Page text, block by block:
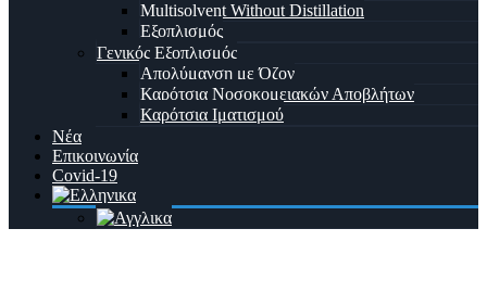
Multisolvent Without Distillation
Εξοπλισμός
Γενικός Εξοπλισμός
Απολύμανση με Όζον
Καρότσια Νοσοκομειακών Αποβλήτων
Καρότσια Ιματισμού
Νέα
Επικοινωνία
Covid-19